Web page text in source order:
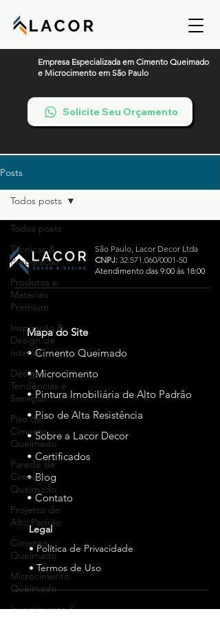
Empresa Especializada em Cimento Queimado
e Microcimento em São Paulo
Solicite Seu Orçamento
Posts
Todos posts
Técnicas &
Preparação
Produtos e
Materiais
Premium
Inspiração &
Design de
Interiores
Design,
Tendências e
Serviços
Piso de
Cimento
Queimado
Parede de
Cimento
Queimado
Projetos de
Alto Padrão
Cimento
Queimado
Microcimento
Queimado
Investimento &
Todos posts
São Paulo, Lacor Decor Ltda
CNPJ: 32.571.060/0001-50
Atendimento das 9:00 às 18:00
Mapa do Site
• Cimento Queimado
• Microcimento
• Pintura Imobiliária de Alto Padrão
• Piso de Alta Resistência
• Sobre a Lacor Decor
• Certificados
• Blog
• Contato
Legal
• Política de Privacidade
• Termos de Uso